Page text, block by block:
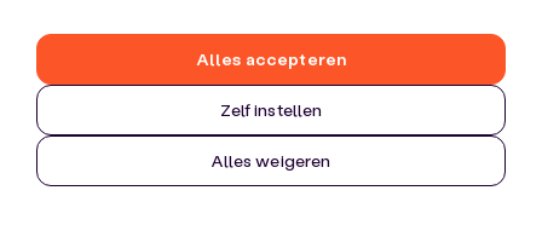
Zelf instellen
Alles weigeren
Alles accepteren